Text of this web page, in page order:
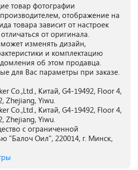
товар фотографии
отображение на
товара зависит от настроек
от оригинала.
изменять дизайн,
и комплектацию
об этом продавца.
для Вас параметры при заказе.
Co.,Ltd., Китай, G4-19492, Floor 4,
Zhejiang, Yiwu.
Co.,Ltd., Китай, G4-19492, Floor 4,
Zhejiang, Yiwu.
с ограниченной
"Балоч Оил", 220014, г. Минск,